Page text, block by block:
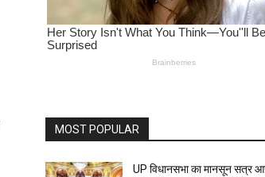
MOST POPULAR
UP विधानसभा का मानसून सत्र